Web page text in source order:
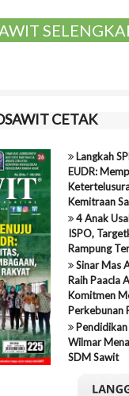
CETAK
Langkah
EUDR:
Kemitraan
4 Anak
ISPO,
Rampung
Sinar Mas
Raih Paacla
Komitmen
Perkebunan
Pendidikan
Wilmar
SDM Sawit